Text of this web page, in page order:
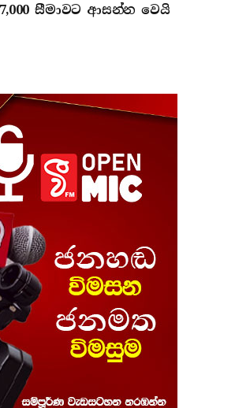
සීමාවට ආසන්න වෙයි